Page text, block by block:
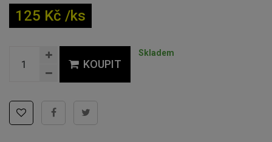
125 Kč /ks
KOUPIT
Skladem